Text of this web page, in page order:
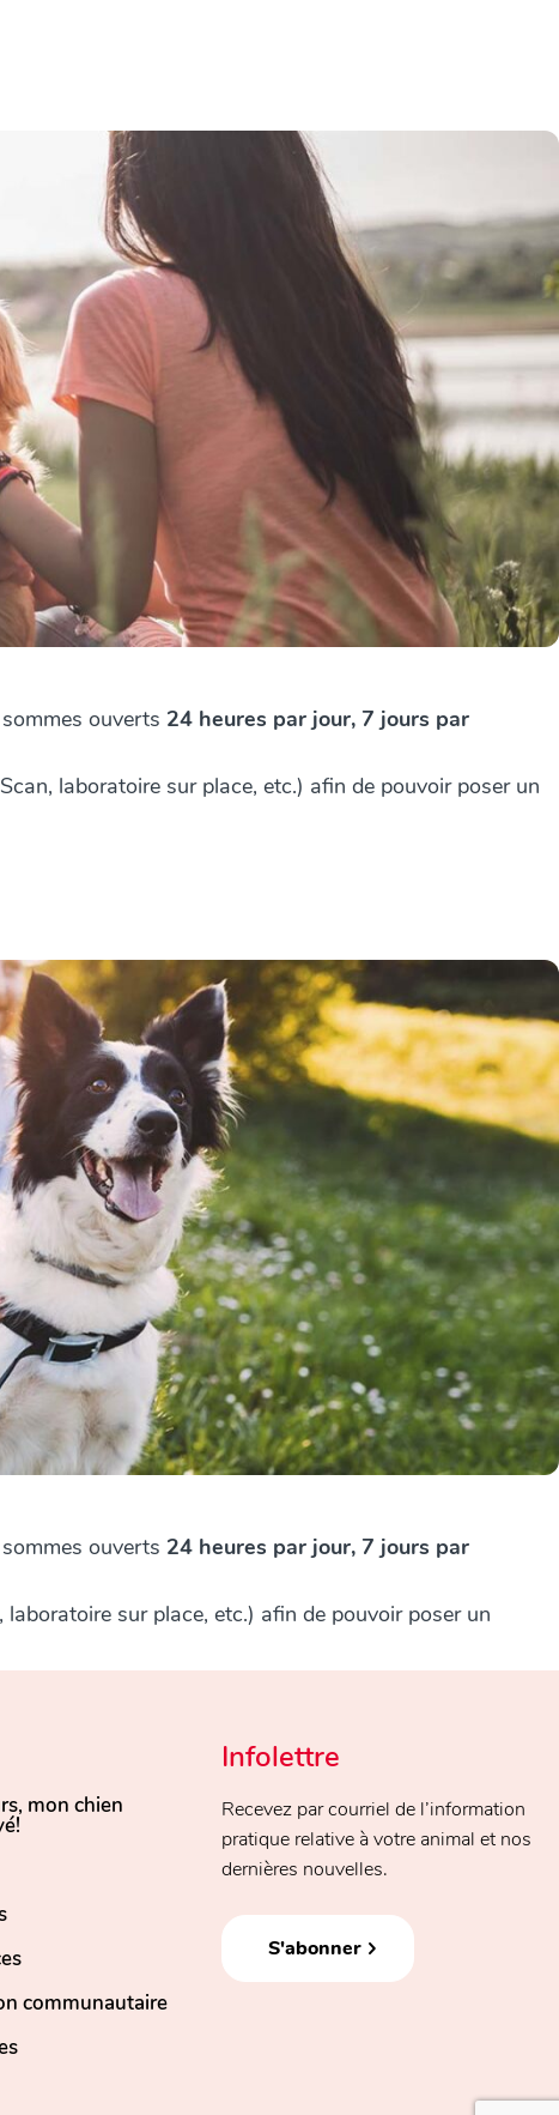
ouverts 24 heures par jour, 7 jours par
laboratoire sur place, etc.) afin de pouvoir poser un
ouverts 24 heures par jour, 7 jours par
sur place, etc.) afin de pouvoir poser un
mon chien
communautaire
Infolettre
Recevez par courriel de l’information
pratique relative à votre animal et nos
dernières nouvelles.
S'abonner